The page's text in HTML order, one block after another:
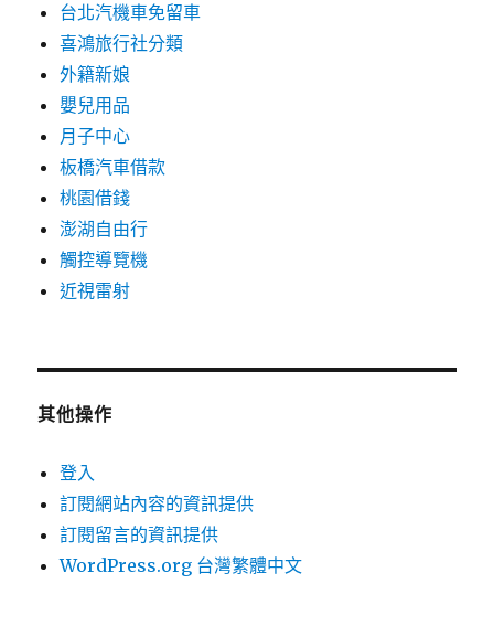
台北汽機車免留車
喜鴻旅行社分類
外籍新娘
嬰兒用品
月子中心
板橋汽車借款
桃園借錢
澎湖自由行
觸控導覽機
近視雷射
其他操作
登入
訂閱網站內容的資訊提供
訂閱留言的資訊提供
WordPress.org 台灣繁體中文